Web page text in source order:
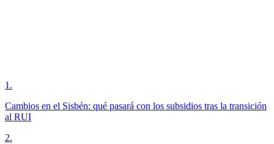
1 .
Cambios en el Sisbén: qué pasará con los subsidios tras la transición
al RUI
2.